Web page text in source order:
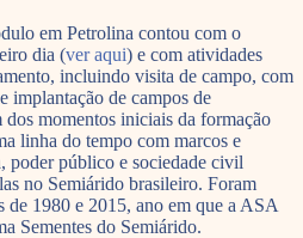
em Petrolina contou com o
dia (ver aqui) e com atividades
incluindo visita de campo, com
implantação de campos de
momentos iniciais da formação
linha do tempo com marcos e
poder público e sociedade civil
no Semiárido brasileiro. Foram
de 1980 e 2015, ano em que a ASA
Sementes do Semiárido.